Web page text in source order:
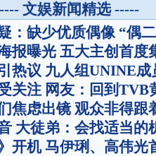
文娱新闻精选 -----
：缺少优质偶像 “偶
报曝光 五大主创首度
热议 九人组UNINE成
关注 网友：回到TVB
焦虑出镜 观众非得跟
大徒弟：会找适当的
开机 马伊琍、高伟光